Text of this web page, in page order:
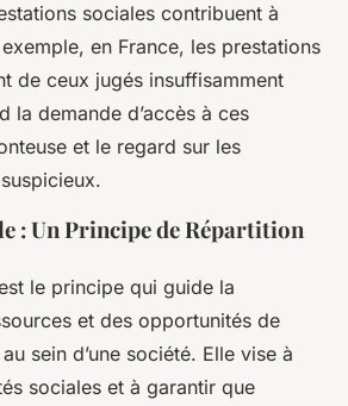
sociales contribuent à
en France, les prestations
de ceux jugés insuffisamment
la demande d’accès à ces
et le regard sur les
: Un Principe de Répartition
le principe qui guide la
et des opportunités de
sein d’une société. Elle vise à
sociales et à garantir que